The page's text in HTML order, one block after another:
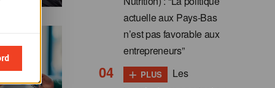
actuelle aux Pays-Bas
n’est pas favorable aux
entrepreneurs”
+ PLUS
Les